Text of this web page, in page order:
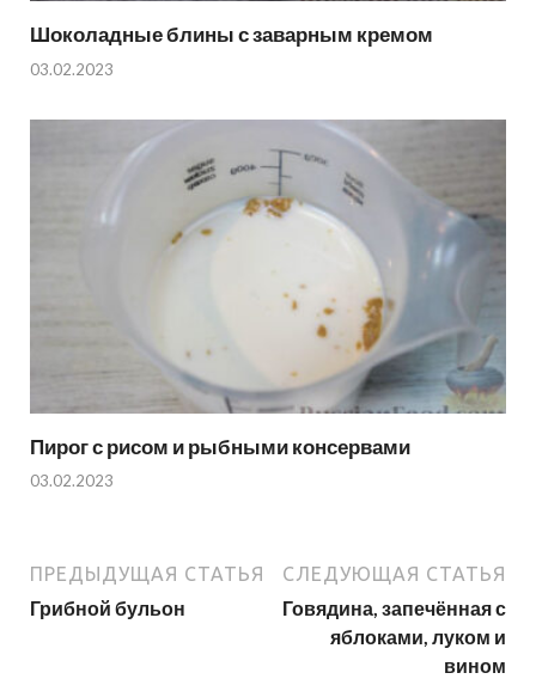
Шоколадные блины с заварным кремом
03.02.2023
Пирог с рисом и рыбными консервами
03.02.2023
ПРЕДЫДУЩАЯ СТАТЬЯ
Грибной бульон
СЛЕДУЮЩАЯ СТАТЬЯ
Говядина, запечённая с
яблоками, луком и
вином